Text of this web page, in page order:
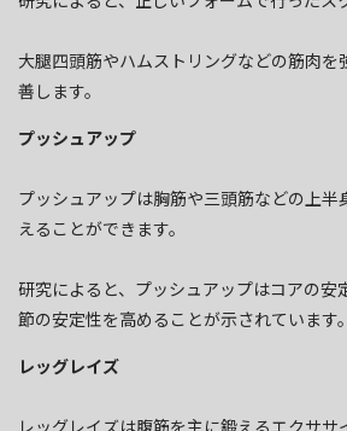
大腿四頭筋やハムストリングなどの筋肉を
善します。
プッシュアップ
プッシュアップは胸筋や三頭筋などの上半
えることができます。
研究によると、プッシュアップはコアの安
節の安定性を高めることが示されています。
レッグレイズ